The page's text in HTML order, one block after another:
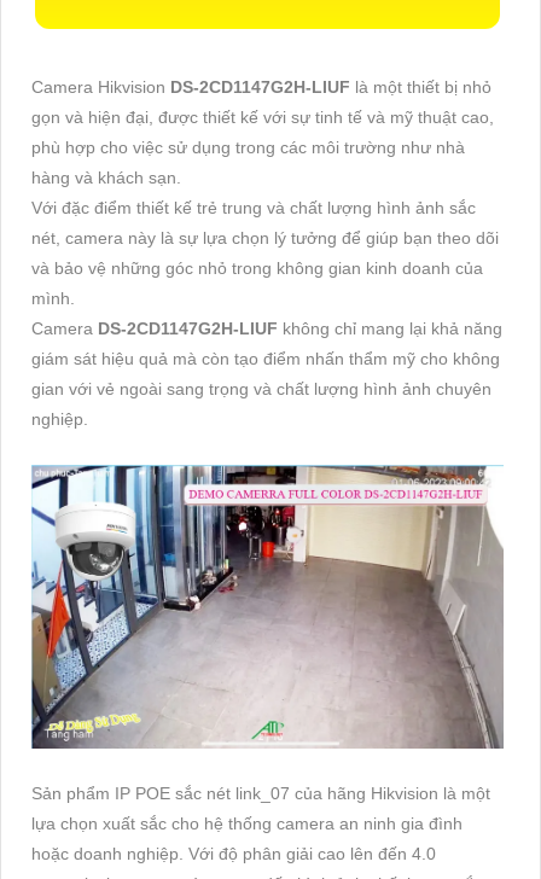
Camera Hikvision DS-2CD1147G2H-LIUF là một thiết bị nhỏ
gọn và hiện đại, được thiết kế với sự tinh tế và mỹ thuật cao,
phù hợp cho việc sử dụng trong các môi trường như nhà
hàng và khách sạn.
Với đặc điểm thiết kế trẻ trung và chất lượng hình ảnh sắc
nét, camera này là sự lựa chọn lý tưởng để giúp bạn theo dõi
và bảo vệ những góc nhỏ trong không gian kinh doanh của
mình.
Camera DS-2CD1147G2H-LIUF không chỉ mang lại khả năng
giám sát hiệu quả mà còn tạo điểm nhấn thẩm mỹ cho không
gian với vẻ ngoài sang trọng và chất lượng hình ảnh chuyên
nghiệp.
Sản phẩm IP POE sắc nét link_07 của hãng Hikvision là một
lựa chọn xuất sắc cho hệ thống camera an ninh gia đình
hoặc doanh nghiệp. Với độ phân giải cao lên đến 4.0